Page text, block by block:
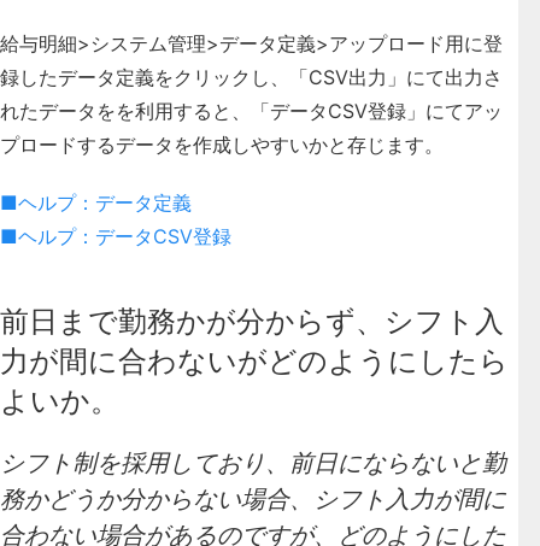
給与明細>システム管理>データ定義>アップロード用に登
録したデータ定義をクリックし、「CSV出力」にて出力さ
れたデータをを利用すると、「データCSV登録」にてアッ
プロードするデータを作成しやすいかと存じます。
■ヘルプ：データ定義
■ヘルプ：データCSV登録
前日まで勤務かが分からず、シフト入
力が間に合わないがどのようにしたら
よいか。
シフト制を採用しており、前日にならないと勤
務かどうか分からない場合、シフト入力が間に
合わない場合があるのですが、どのようにした